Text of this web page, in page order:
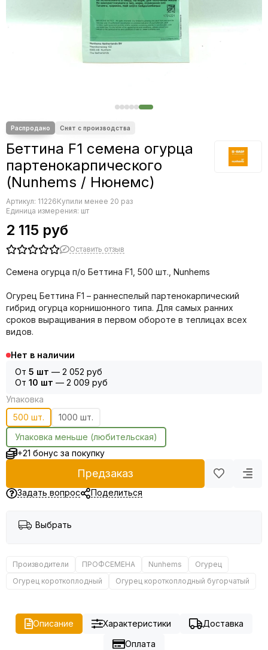
Редька
Земляника
Микрозелень - семена для проращивания
Фасоль
Фенхель
Беттина F1 семена огурца
партенокарпического
(Nunhems / Нюнемс)
Артикул: 11226Купили менее 20 раз
Единица измерения: шт
2 115 руб
Оставить отзыв
Семена огурца п/о Беттина F1, 500 шт., Nunhems
Огурец Беттина F1 – раннеспелый партенокарпический
гибрид огурца корнишонного типа. Для самых ранних
сроков выращивания в первом обороте в теплицах всех
видов.
Нет в наличии
От 5 шт — 2 052 руб
От 10 шт — 2 009 руб
Упаковка
500 шт.
1000 шт.
Упаковка меньше (любительская)
+21 бонус за покупку
Предзаказ
Задать вопрос Поделиться
Выбрать
Производители ПРОФСЕМЕНА Nunhems
Огурец
Огурец короткоплодный
Огурец короткоплодный бугорчатый
Описание Характеристики
Доставка
Оплата